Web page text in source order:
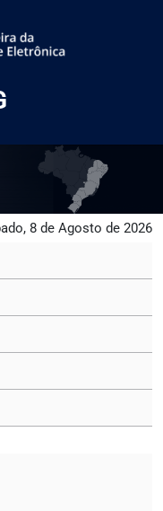
8 de Agosto de 2026